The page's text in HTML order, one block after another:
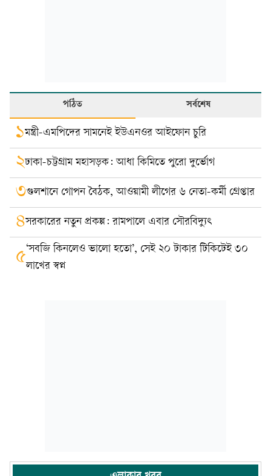
পঠিত সর্বশেষ
১মন্ত্রী-এমপিদের সামনেই ইউএনওর আইফোন চুরি
২ঢাকা-চট্টগ্রাম মহাসড়ক: আধা কিমিতে পুরো দুর্ভোগ
৩গুলশানে গোপন বৈঠক, আওয়ামী লীগের ৬ নেতা-কর্মী গ্রেপ্তার
৪সরকারের নতুন প্রকল্প: রামপালে এবার সৌরবিদ্যুৎ
৫‘সবজি কিনলেও ভালো হতো’, সেই ২০ টাকার টিকিটেই ৩০
লাখের স্বপ্ন